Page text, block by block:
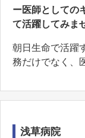
ー医師としての
て活躍してみま
朝⽇⽣命で活躍
務だけでなく、
浅草病院